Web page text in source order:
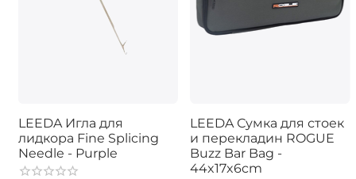
LEEDA Игла для
лидкора Fine Splicing
Needle - Purple
LEEDA Сумка для стоек
и перекладин ROGUE
Buzz Bar Bag -
44x17x6cm